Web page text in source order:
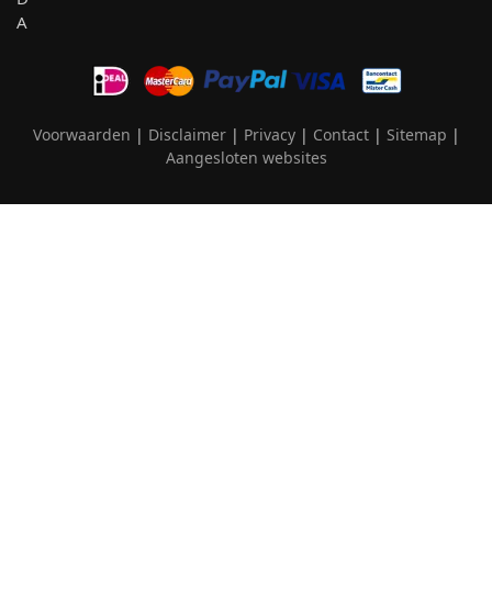
Voorwaarden | Disclaimer| Privacy| Contact| Sitemap |
Aangesloten websites